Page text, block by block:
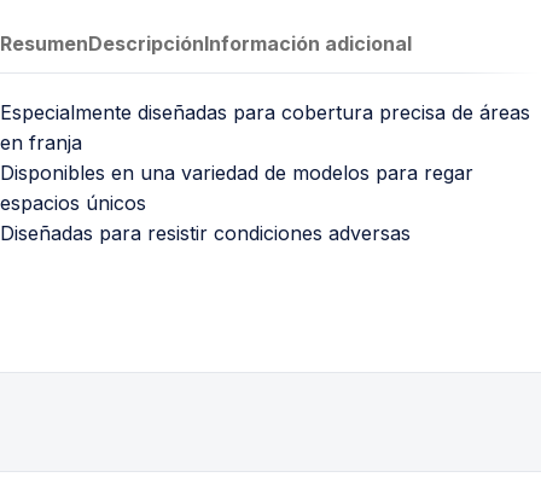
ResumenDescripciónInformación adicional
Especialmente diseñadas para cobertura precisa de áreas
en franja
Disponibles en una variedad de modelos para regar
espacios únicos
Diseñadas para resistir condiciones adversas